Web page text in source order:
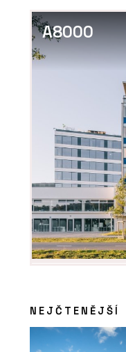
A8000
NEJČTENĚJŠÍ